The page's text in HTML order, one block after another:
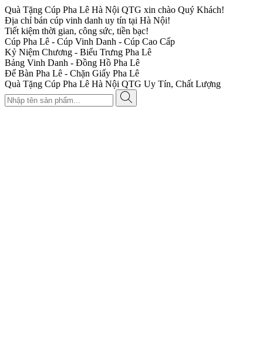
Quà Tặng Cúp Pha Lê Hà Nội QTG xin chào Quý Khách!
Địa chỉ bán cúp vinh danh uy tín tại Hà Nội!
Tiết kiệm thời gian, công sức, tiền bạc!
Cúp Pha Lê - Cúp Vinh Danh - Cúp Cao Cấp
Kỷ Niệm Chương - Biểu Trưng Pha Lê
Bảng Vinh Danh - Đồng Hồ Pha Lê
Để Bàn Pha Lê - Chặn Giấy Pha Lê
Quà Tặng Cúp Pha Lê Hà Nội QTG Uy Tín, Chất Lượng